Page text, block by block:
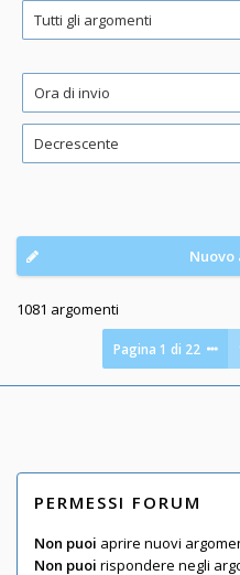
1081 argomenti
Pagina1 di 22
PERMESSI FORUM
Non puoi aprire nuovi
Non puoi rispondere negli